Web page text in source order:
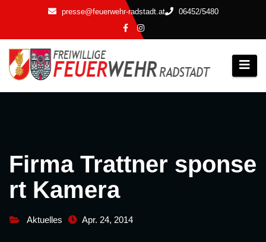
springen
presse@feuerwehr-radstadt.at 06452/5480
Firma Trattner sponse
rt Kamera
Aktuelles Apr. 24, 2014